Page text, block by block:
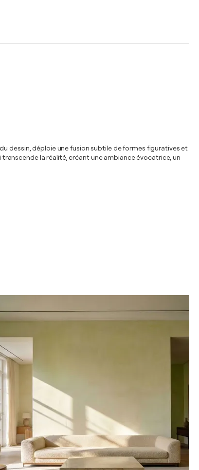
dessin, déploie une fusion subtile de formes figuratives et
la réalité, créant une ambiance évocatrice, un